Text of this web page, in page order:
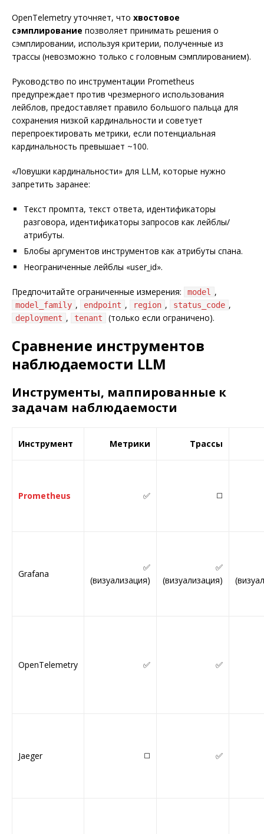
OpenTelemetry уточняет, что хвостовое
сэмплирование позволяет принимать решения о
сэмплировании, используя критерии, полученные из
трассы (невозможно только с головным сэмплированием).
Руководство по инструментации Prometheus
предупреждает против чрезмерного использования
лейблов, предоставляет правило большого пальца для
сохранения низкой кардинальности и советует
перепроектировать метрики, если потенциальная
кардинальность превышает ~100.
«Ловушки кардинальности» для LLM, которые нужно
запретить заранее:
Текст промпта, текст ответа, идентификаторы
разговора, идентификаторы запросов как лейблы/
атрибуты.
Блобы аргументов инструментов как атрибуты спана.
Неограниченные лейблы «user_id».
Предпочитайте ограниченные измерения: model ,
model_family , endpoint , region , status_code ,
deployment , tenant (только если ограничено).
Сравнение инструментов
наблюдаемости LLM
Инструменты, маппированные к
задачам наблюдаемости
Инструмент Метрики Трассы
Prometheus ✅ ◻️
Grafana
✅
(визуализация)
✅
(визуализация)
OpenTelemetry ✅ ✅
Jaeger ◻️ ✅